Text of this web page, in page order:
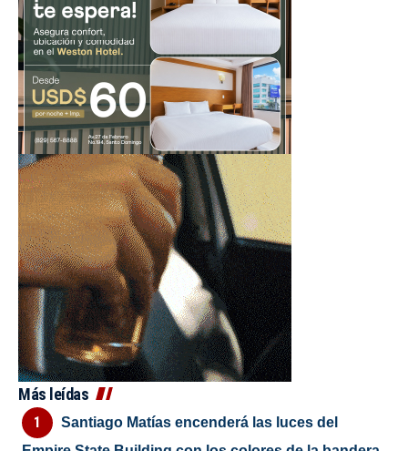
Más leídas
Santiago Matías encenderá las luces del